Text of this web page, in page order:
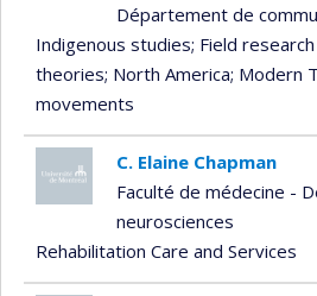
Département de
Indigenous studies; Field
theories; North America; Modern
movements
C. Elaine Chapman
Faculté de médecine -
neurosciences
Rehabilitation Care and Services